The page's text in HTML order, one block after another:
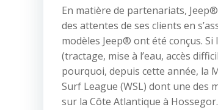
En matière de partenariats,
des attentes de ses clients en
modèles Jeep® ont été conçus.
(tractage, mise à l’eau, accès
pourquoi, depuis cette année, la
Surf League (WSL) dont une des
sur la Côte Atlantique à Hossegor.